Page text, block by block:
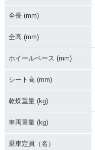
全長 (mm)
全高 (mm)
ホイールベース (mm)
シート高 (mm)
乾燥重量 (kg)
車両重量 (kg)
乗車定員（名）